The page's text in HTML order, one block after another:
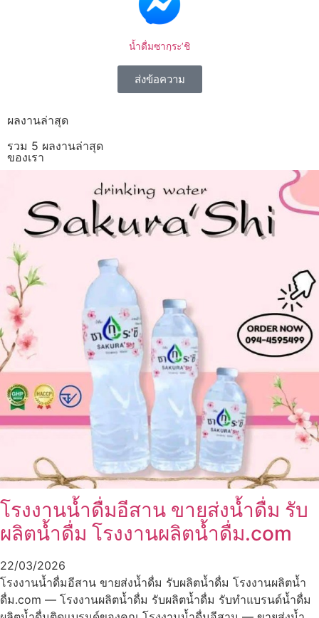
น้ำดื่มซากุระ’ชิ
ส่งข้อความ
ผลงานล่าสุด
รวม 5 ผลงานล่าสุด
ของเรา
โรงงานน้ำดื่มอีสาน ขายส่งน้ำดื่ม รับ
ผลิตน้ำดื่ม โรงงานผลิตน้ำดื่ม.com
22/03/2026
โรงงานน้ำดื่มอีสาน ขายส่งน้ำดื่ม รับผลิตน้ำดื่ม โรงงานผลิตน้ำ
ดื่ม.com — โรงงานผลิตน้ำดื่ม รับผลิตน้ำดื่ม รับทำแบรนด์น้ำดื่ม